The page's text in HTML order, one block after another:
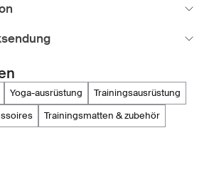
yoga-ausrüstung
trainingsausrüstung
trainingsmatten & zubehör